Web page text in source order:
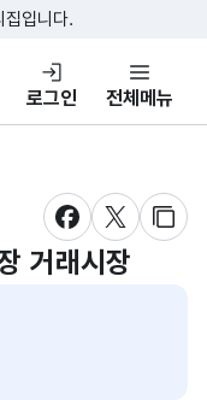
로가기
가기
집입니다.
털
로그인 전체메뉴
새창 열림새창 열림
새창
거래시장